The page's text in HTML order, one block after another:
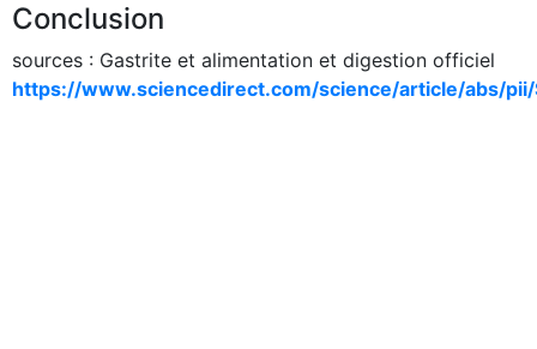
Conclusion
sources : Gastrite et alimentation et digestion officiel
https://www.sciencedirect.com/science/article/abs/